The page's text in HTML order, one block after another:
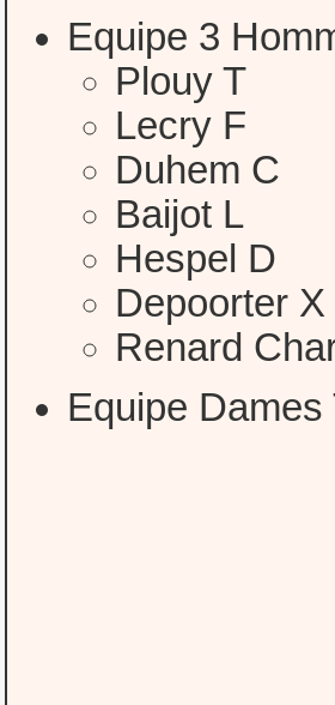
Equipe 3
Plouy T
Lecry F
Duhem C
Baijot L
Hespel D
Depoorter
Renard
Equipe